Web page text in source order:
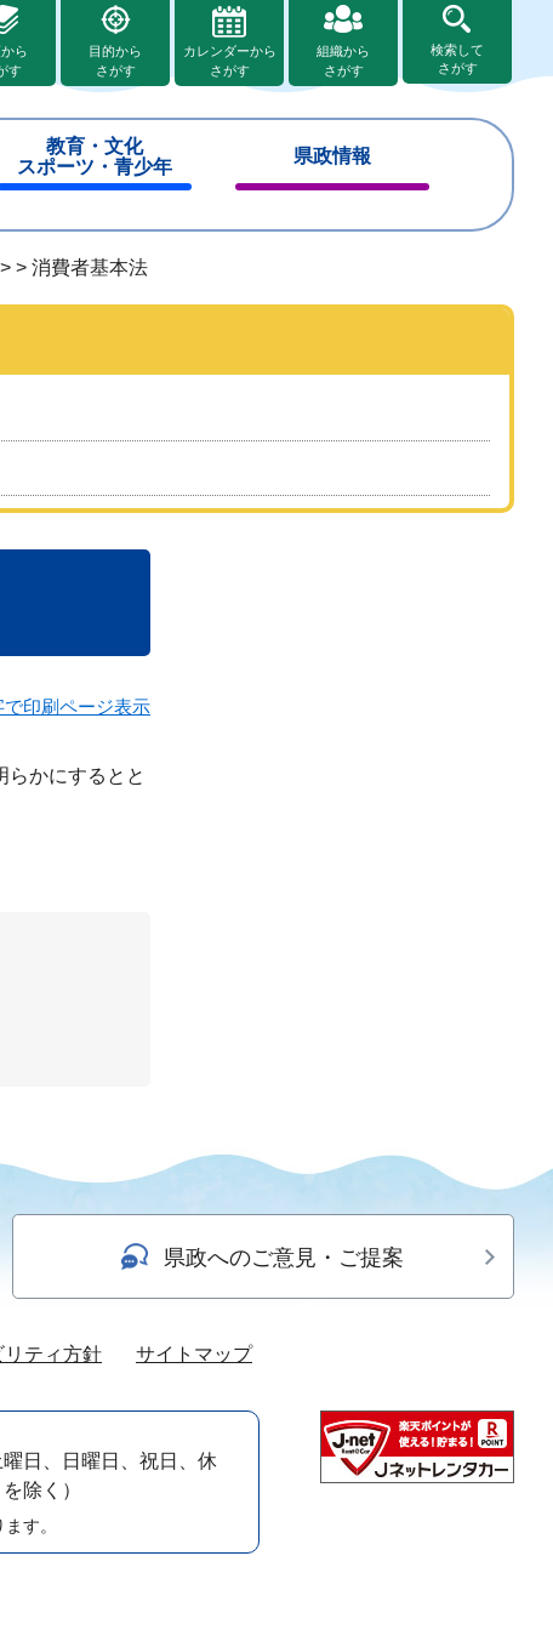
ら
す
目的から
さがす
カレンダーから
さがす
組織から
さがす
検索して
さがす
教育・文化
スポーツ・青少年
県政情報
じ
> > 消費者基本法
で印刷ページ表示
かにするとと
県政へのご意見・ご提案
リティ方針 サイトマップ
曜日、日曜日、祝日、休
除く）
す。